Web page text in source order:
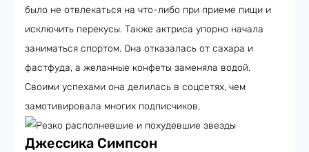
было не отвлекаться на что-либо при приеме пищи и
исключить перекусы. Также актриса упорно начала
заниматься спортом. Она отказалась от сахара и
фастфуда, а желанные конфеты заменяла водой.
Своими успехами она делилась в соцсетях, чем
замотивировала многих подписчиков.
Джессика Симпсон